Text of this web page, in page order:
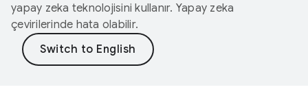
yapay zeka teknolojisini kullanır. Yapay zeka
çevirilerinde hata olabilir.